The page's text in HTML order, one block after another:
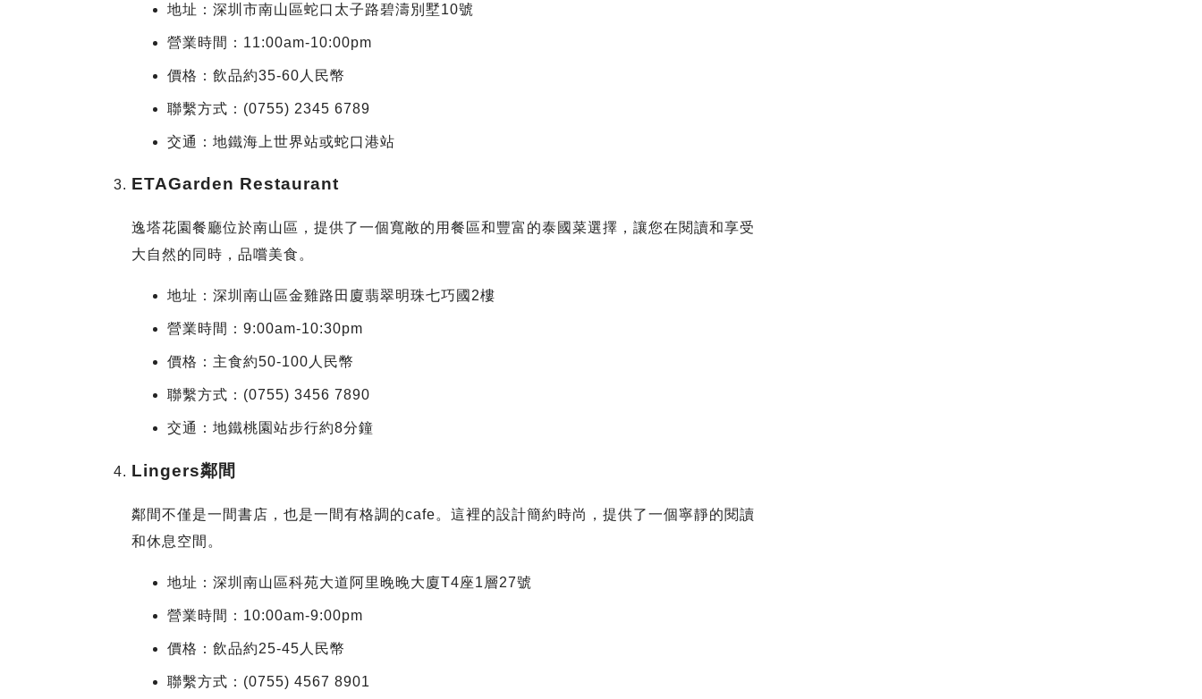
地址：深圳市南山區蛇口太子路碧濤別墅10號
營業時間：11:00am-10:00pm
價格：飲品約35-60人民幣
聯繫方式：(0755) 2345 6789
交通：地鐵海上世界站或蛇口港站
ETAGarden Restaurant
逸塔花園餐廳位於南山區，提供了一個寬敞的用餐區和豐富的泰國菜選擇，讓您在閱讀和享受
大自然的同時，品嚐美食。
地址：深圳南山區金雞路田廈翡翠明珠七巧國2樓
營業時間：9:00am-10:30pm
價格：主食約50-100人民幣
聯繫方式：(0755) 3456 7890
交通：地鐵桃園站步行約8分鐘
Lingers鄰間
鄰間不僅是一間書店，也是一間有格調的cafe。這裡的設計簡約時尚，提供了一個寧靜的閱讀
和休息空間。
地址：深圳南山區科苑大道阿里晚晚大廈T4座1層27號
營業時間：10:00am-9:00pm
價格：飲品約25-45人民幣
聯繫方式：(0755) 4567 8901